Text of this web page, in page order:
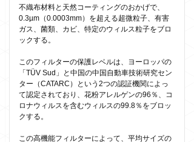
不織布材料と天然コーティングのおかげで、
0.3µm（0.0003mm）を超える超微粒子、有害
ガス、菌類、カビ、特定のウィルス粒子をブロ
ックする。
このフィルターの保護レベルは、ヨーロッパの
「TÜV Sud」と中国の中国自動車技術研究セン
ター（CATARC）という2つの認証機関によっ
て認定されており、花粉アレルゲンの96％、コ
ロナウィルスを含むウィルスの99.8％をブロッ
クする。
この高機能フィルターによって、平均サイズの